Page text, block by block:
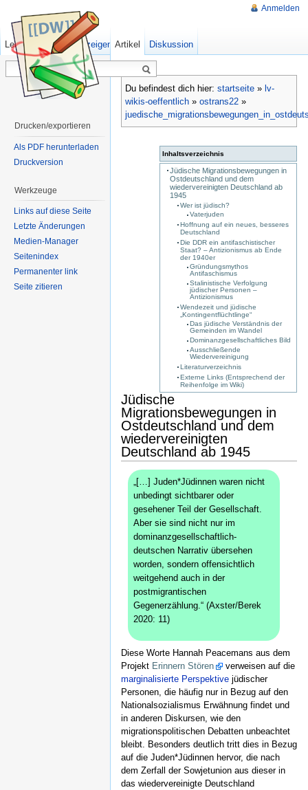
Du befindest dich hier: startseite » lv-
wikis-oeffentlich » ostrans22 »
Inhaltsverzeichnis
Jüdische Migrationsbewegungen in
Ostdeutschland und dem
wiedervereinigten Deutschland ab
1945
Wer ist jüdisch?
Vaterjuden
Hoffnung auf ein neues, besseres
Deutschland
Die DDR ein antifaschistischer
Staat? – Antizionismus ab Ende
der 1940er
Gründungsmythos
Antifaschismus
Stalinistische Verfolgung
jüdischer Personen –
Antizionismus
Wendezeit und jüdische
„Kontingentflüchtlinge“
Das jüdische Verständnis der
Gemeinden im Wandel
Dominanzgesellschaftliches Bild
Ausschließende
Wiedervereinigung
Literaturverzeichnis
Externe Links (Entsprechend der
Reihenfolge im Wiki)
Jüdische
Migrationsbewegungen in
Ostdeutschland und dem
wiedervereinigten
Deutschland ab 1945
„[…] Juden*Jüdinnen waren nicht
unbedingt sichtbarer oder
gesehener Teil der Gesellschaft.
Aber sie sind nicht nur im
dominanzgesellschaftlich-
deutschen Narrativ übersehen
worden, sondern offensichtlich
weitgehend auch in der
postmigrantischen
Gegenerzählung.“ (Axster/Berek
2020: 11)
Diese Worte Hannah Peacemans aus dem
Projekt Erinnern Stören
verweisen auf die
marginalisierte Perspektive jüdischer
Personen, die häufig nur in Bezug auf den
Nationalsozialismus Erwähnung findet und
in anderen Diskursen, wie den
migrationspolitischen Debatten unbeachtet
bleibt. Besonders deutlich tritt dies in Bezug
auf die Juden*Jüdinnen hervor, die nach
dem Zerfall der Sowjetunion aus dieser in
das wiedervereinigte Deutschland
Anmelden
Artikel Diskussion
Lesen Quelltext anzeigen Ältere Versionen
Drucken/exportieren
Als PDF herunterladen
Druckversion
Werkzeuge
Links auf diese Seite
Letzte Änderungen
Medien-Manager
Seitenindex
Permanenter link
Seite zitieren